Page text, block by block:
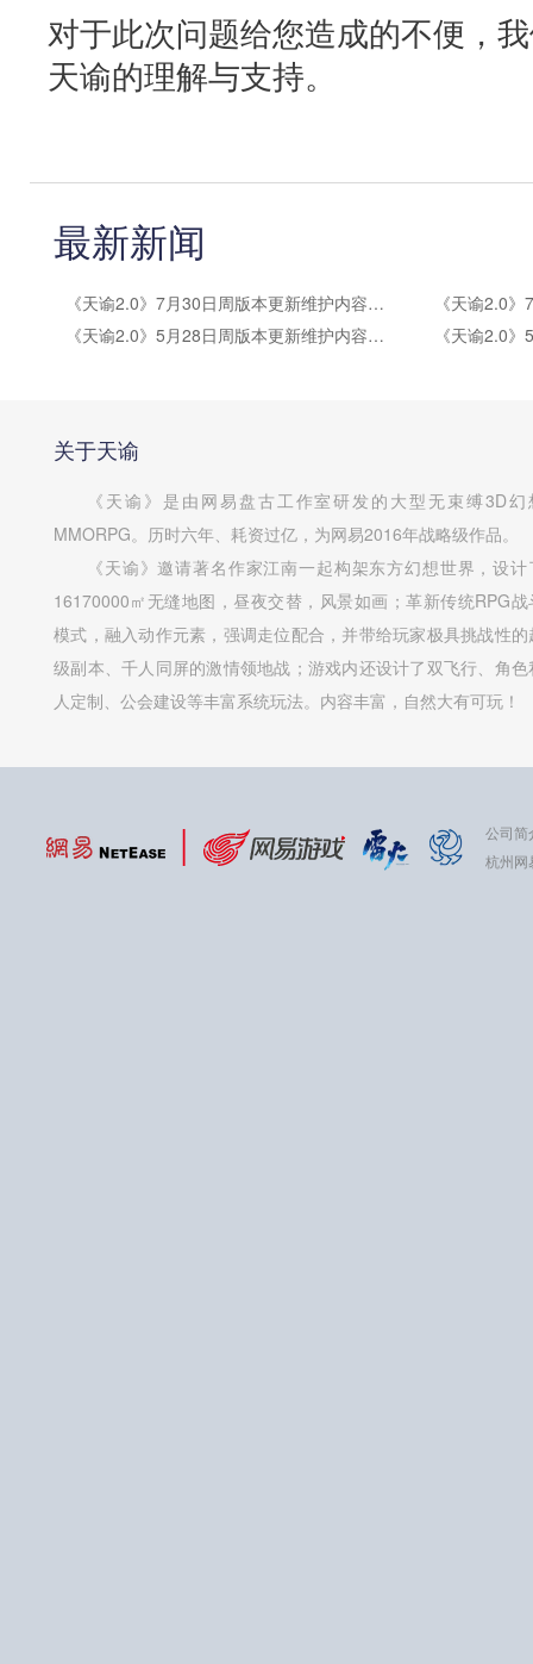
对于此次问题给您造成的不便，
天谕的理解与支持。
最新新闻
《天谕2.0》7月30日周版本更新维护内容公告
《天谕2.0》5月28日周版本更新维护内容公告
关于天谕
《天谕》是由网易盘古工作室研发的大型无束缚3D幻
MMORPG。历时六年、耗资过亿，为网易2016年战略级作品。
《天谕》邀请著名作家江南一起构架东方幻想世界，设计
16170000㎡无缝地图，昼夜交替，风景如画；革新传统RPG战
模式，融入动作元素，强调走位配合，并带给玩家极具挑战性的
级副本、千人同屏的激情领地战；游戏内还设计了双飞行、角色
人定制、公会建设等丰富系统玩法。内容丰富，自然大有可玩！
公司简
杭州